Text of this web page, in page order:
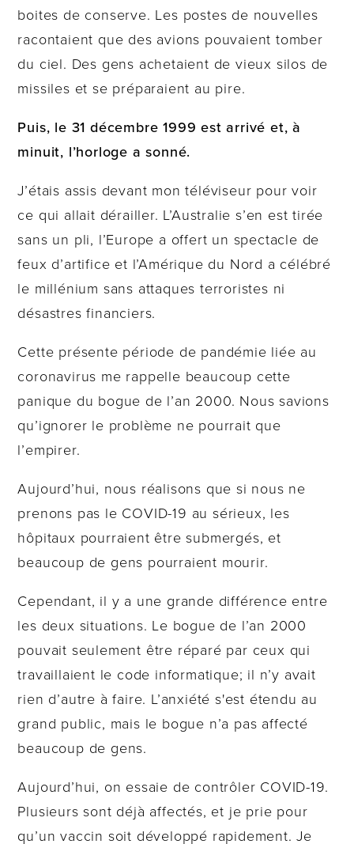
boites de conserve. Les postes de nouvelles
racontaient que des avions pouvaient tomber
du ciel. Des gens achetaient de vieux silos de
missiles et se préparaient au pire.
Puis, le 31 décembre 1999 est arrivé et, à
minuit, l’horloge a sonné.
J’étais assis devant mon téléviseur pour voir
ce qui allait dérailler. L’Australie s’en est tirée
sans un pli, l’Europe a offert un spectacle de
feux d’artifice et l’Amérique du Nord a célébré
le millénium sans attaques terroristes ni
désastres financiers.
Cette présente période de pandémie liée au
coronavirus me rappelle beaucoup cette
panique du bogue de l’an 2000. Nous savions
qu’ignorer le problème ne pourrait que
l’empirer.
Aujourd’hui, nous réalisons que si nous ne
prenons pas le COVID-19 au sérieux, les
hôpitaux pourraient être submergés, et
beaucoup de gens pourraient mourir.
Cependant, il y a une grande différence entre
les deux situations. Le bogue de l’an 2000
pouvait seulement être réparé par ceux qui
travaillaient le code informatique; il n’y avait
rien d’autre à faire. L’anxiété s'est étendu au
grand public, mais le bogue n’a pas affecté
beaucoup de gens.
Aujourd’hui, on essaie de contrôler COVID-19.
Plusieurs sont déjà affectés, et je prie pour
qu’un vaccin soit développé rapidement. Je